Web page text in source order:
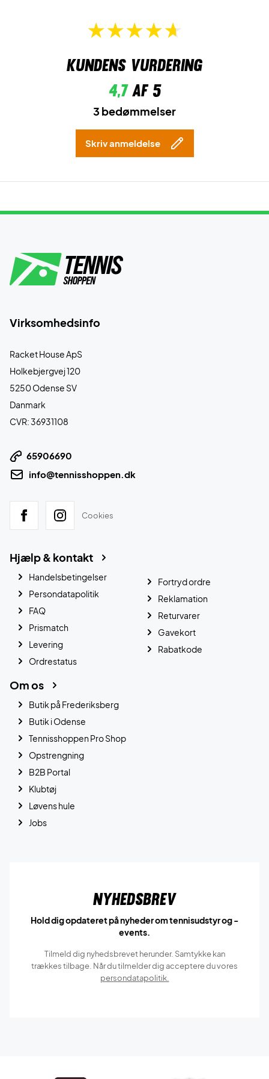
Kundens vurdering
4,7af 5
3 bedømmelser
Skriv anmeldelse
Virksomhedsinfo
Racket House ApS
Holkebjergvej 120
5250 Odense SV
Danmark
CVR: 36931108
65906690
info@tennisshoppen.dk
Cookies
Hjælp & kontakt
Handelsbetingelser
Persondatapolitik
FAQ
Prismatch
Levering
Ordrestatus
Fortryd ordre
Reklamation
Returvarer
Gavekort
Rabatkode
Om os
Butik på Frederiksberg
Butik i Odense
Tennisshoppen Pro Shop
Opstrengning
B2B Portal
Klubtøj
Løvens hule
Jobs
Nyhedsbrev
Hold dig opdateret på nyheder om tennisudstyr og -
events.
Tilmeld dig nyhedsbrevet herunder. Samtykke kan
trækkes tilbage. Når du tilmelder dig acceptere du vores
persondatapolitik.